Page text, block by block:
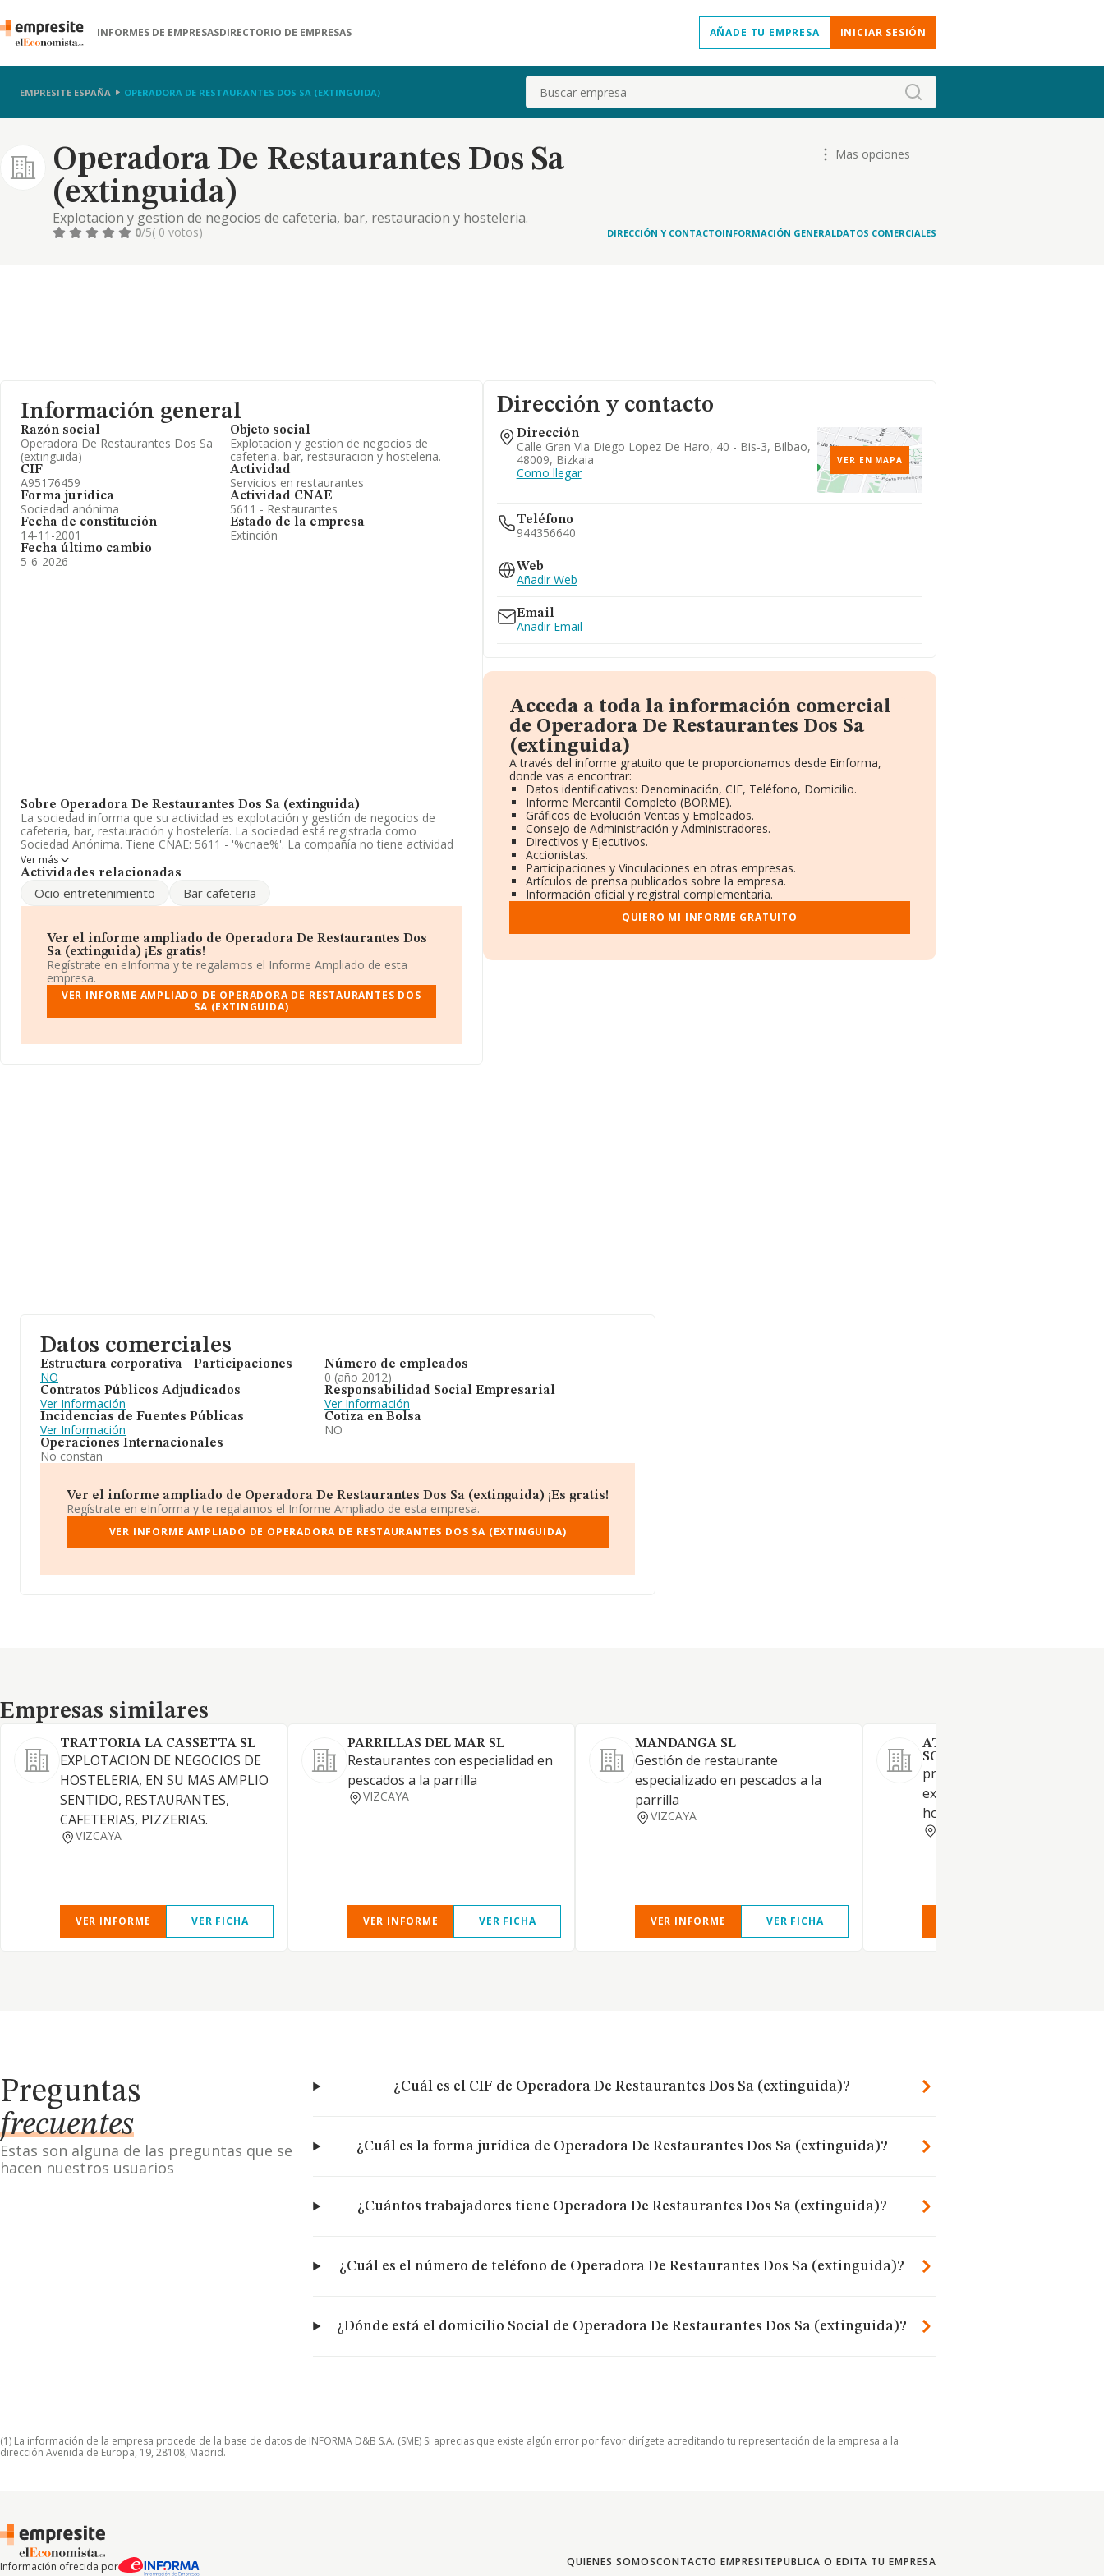
INFORMES DE EMPRESASDIRECTORIO DE EMPRESAS AÑADE TU EMPRESA INICIAR SESIÓN
EMPRESITE ESPAÑA OPERADORA DE RESTAURANTES DOS SA (EXTINGUIDA) Buscar
Operadora De Restaurantes Dos Sa
(extinguida)
Explotacion y gestion de negocios de cafeteria, bar, restauracion y hosteleria.
Mas opciones
0/5( 0 votos) DIRECCIÓN Y CONTACTOINFORMACIÓN GENERALDATOS COMERCIALES
Información general
Razón social
Operadora De Restaurantes Dos Sa
(extinguida)
CIF
A95176459
Forma jurídica
Sociedad anónima
Fecha de constitución
14-11-2001
Fecha último cambio
5-6-2026
Objeto social
Explotacion y gestion de negocios de
cafeteria, bar, restauracion y hosteleria.
Actividad
Servicios en restaurantes
Actividad CNAE
5611 - Restaurantes
Estado de la empresa
Extinción
Sobre Operadora De Restaurantes Dos Sa (extinguida)
La sociedad informa que su actividad es explotación y gestión de negocios de
cafeteria, bar, restauración y hostelería. La sociedad está registrada como
Sociedad Anónima. Tiene CNAE: 5611 - '%cnae%'. La compañía no tiene actividad
en mercados exteriores.
La sociedadOperadora de Restaurantes Dos S.A (extinguida), con CIF
(48009), Bilbao, en Vizcaya, País Vasco.
Con los datos a disposición de INFORMA sobre 142.938 empresas pertenecientes
al sector, a nivel nacional la facturación asciende a 31.947 millones de euros y la
media entre todas las compañías es de 223 mil euros de ventas en 2012.
Respecto a la información de la provincia (hablamos de Vizcaya), en la base de
datos de INFORMA aparecen 2269 empresas, cuyas ventas han obtenido los 467
media de empleados es de 3; la antigüedad desde la constitución es de 12 años.
Ver más
Actividades relacionadas
Ocio entretenimiento Bar cafeteria
Ver el informe ampliado de Operadora De Restaurantes Dos
Sa (extinguida) ¡Es gratis!
Regístrate en eInforma y te regalamos el Informe Ampliado de esta
empresa.
VER INFORME AMPLIADO DE OPERADORA DE RESTAURANTES DOS
SA (EXTINGUIDA)
Dirección y contacto
Dirección
Calle Gran Via Diego Lopez De Haro, 40 - Bis-3, Bilbao,
48009, Bizkaia
Como llegar
VER EN MAPA
Teléfono
944356640
Web
Añadir Web
Email
Añadir Email
Acceda a toda la información comercial
de Operadora De Restaurantes Dos Sa
(extinguida)
A través del informe gratuito que te proporcionamos desde Einforma,
donde vas a encontrar:
Datos identificativos: Denominación, CIF, Teléfono, Domicilio.
Informe Mercantil Completo (BORME).
Gráficos de Evolución Ventas y Empleados.
Consejo de Administración y Administradores.
Directivos y Ejecutivos.
Accionistas.
Participaciones y Vinculaciones en otras empresas.
Artículos de prensa publicados sobre la empresa.
Información oficial y registral complementaria.
QUIERO MI INFORME GRATUITO
Datos comerciales
Estructura corporativa - Participaciones
NO
Contratos Públicos Adjudicados
Ver Información
Incidencias de Fuentes Públicas
Ver Información
Operaciones Internacionales
No constan
Número de empleados
0 (año 2012)
Responsabilidad Social Empresarial
Ver Información
Cotiza en Bolsa
NO
Ver el informe ampliado de Operadora De Restaurantes Dos Sa (extinguida) ¡Es gratis!
Regístrate en eInforma y te regalamos el Informe Ampliado de esta empresa.
VER INFORME AMPLIADO DE OPERADORA DE RESTAURANTES DOS SA (EXTINGUIDA)
Empresas similares
Empresas similares
TRATTORIA LA CASSETTA SL
EXPLOTACION DE NEGOCIOS DE
HOSTELERIA, EN SU MAS AMPLIO
SENTIDO, RESTAURANTES,
CAFETERIAS, PIZZERIAS.
VIZCAYA
VER INFORME VER FICHA
PARRILLAS DEL MAR SL
Restaurantes con especialidad en
pescados a la parrilla
VIZCAYA
VER INFORME VER FICHA
MANDANGA SL
Gestión de restaurante
especializado en pescados a la
parrilla
VIZCAYA
VER INFORME VER FICHA
ATSEDEN HOSTELERIA
SOCIEDAD LIMITADA.
promoción, instalación y
explotación del negocio de
hostelería y restauración
Preguntas
frecuentes
Estas son alguna de las preguntas que se
hacen nuestros usuarios
¿Cuál es el CIF de Operadora De Restaurantes Dos Sa (extinguida)?
¿Cuál es la forma jurídica de Operadora De Restaurantes Dos Sa (extinguida)?
¿Cuántos trabajadores tiene Operadora De Restaurantes Dos Sa (extinguida)?
¿Cuál es el número de teléfono de Operadora De Restaurantes Dos Sa (extinguida)?
¿Dónde está el domicilio Social de Operadora De Restaurantes Dos Sa (extinguida)?
(1) La información de la empresa procede de la base de datos de INFORMA D&B S.A. (SME) Si aprecias que existe algún error por favor dirígete acreditando tu representación de la empresa a la
dirección Avenida de Europa, 19, 28108, Madrid.
Información ofrecida por QUIENES SOMOSCONTACTO EMPRESITEPUBLICA O EDITA TU EMPRESA